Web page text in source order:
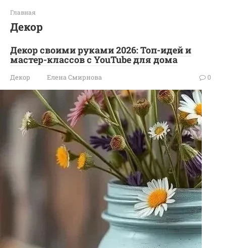
Главная
Декор
Декор своими руками 2026: Топ-идей и
мастер-классов с YouTube для дома
Декор Елена Смирнова 0